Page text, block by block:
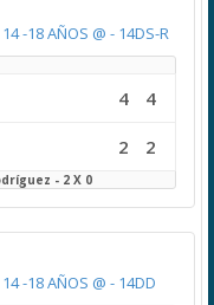
-18 AÑOS @ - 14DS-R
4 4
2 2
- 2 X 0
-18 AÑOS @ - 14DD